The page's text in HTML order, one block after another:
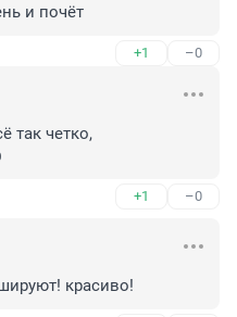
и почёт
+1 –0
так четко,
+1 –0
красиво!